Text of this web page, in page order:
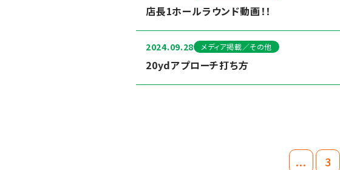
店長1ホールラウンド動画！！
2024.09.28 メディア掲載／その他
20ydアプローチ打ち方
... 3